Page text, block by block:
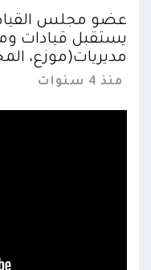
عضو مجلس
يستقبل قيادات
مديريات(موزع،
منذ 4 سنوات